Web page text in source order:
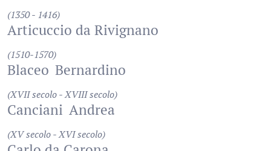
(1350 - 1416)
Articuccio da Rivignano
(1510-1570)
Blaceo Bernardino
(XVII secolo - XVIII secolo)
Canciani Andrea
(XV secolo - XVI secolo)